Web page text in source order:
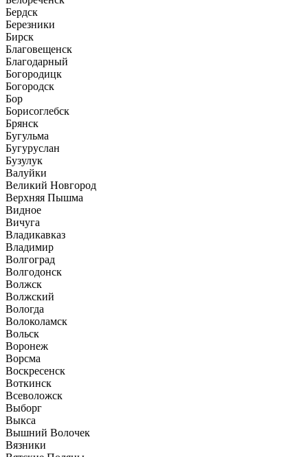
Бердск
Березники
Бирск
Благовещенск
Благодарный
Богородицк
Богородск
Бор
Борисоглебск
Брянск
Бугульма
Бугуруслан
Бузулук
Валуйки
Великий Новгород
Верхняя Пышма
Видное
Вичуга
Владикавказ
Владимир
Волгоград
Волгодонск
Волжск
Волжский
Вологда
Волоколамск
Вольск
Воронеж
Ворсма
Воскресенск
Воткинск
Всеволожск
Выборг
Выкса
Вышний Волочек
Вязники